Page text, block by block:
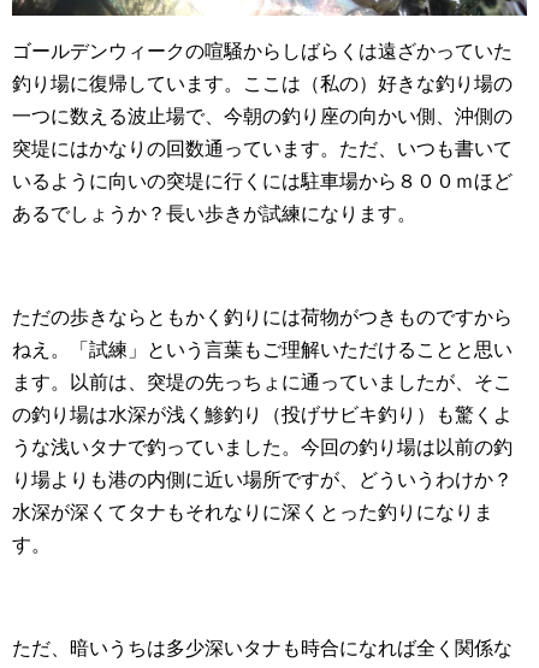
ゴールデンウィークの喧騒からしばらくは遠ざかっていた
釣り場に復帰しています。ここは（私の）好きな釣り場の
一つに数える波止場で、今朝の釣り座の向かい側、沖側の
突堤にはかなりの回数通っています。ただ、いつも書いて
いるように向いの突堤に行くには駐車場から８００ｍほど
あるでしょうか？長い歩きが試練になります。
ただの歩きならともかく釣りには荷物がつきものですから
ねえ。「試練」という言葉もご理解いただけることと思い
ます。以前は、突堤の先っちょに通っていましたが、そこ
の釣り場は水深が浅く鯵釣り（投げサビキ釣り）も驚くよ
うな浅いタナで釣っていました。今回の釣り場は以前の釣
り場よりも港の内側に近い場所ですが、どういうわけか？
水深が深くてタナもそれなりに深くとった釣りになりま
す。
ただ、暗いうちは多少深いタナも時合になれば全く関係な